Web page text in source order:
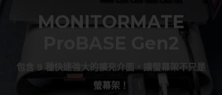
MONITORMATE
包含 9 種快速強大的擴充介面，讓螢幕架不只是
螢幕架！